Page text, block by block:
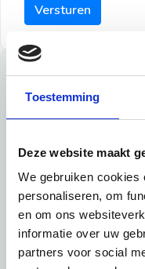
Toestemming
Deze website maakt
We gebruiken cookies
personaliseren, om
en om ons
informatie over uw
partners voor social
Versturen
Tips
Tip 1:
Schrijf een
informatie mee:
Ben je student,